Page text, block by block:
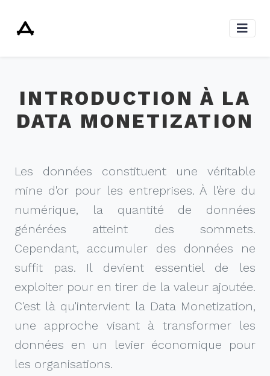
INTRODUCTION À LA
DATA MONETIZATION
Les données constituent une véritable
mine d'or pour les entreprises. À l'ère du
numérique, la quantité de données
générées atteint des sommets.
Cependant, accumuler des données ne
suffit pas. Il devient essentiel de les
exploiter pour en tirer de la valeur ajoutée.
C'est là qu'intervient la Data Monetization,
une approche visant à transformer les
données en un levier économique pour
les organisations.